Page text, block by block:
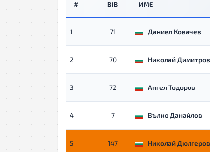
# BIB ИМЕ
1 71 Даниел Ковачев
2 70 Николай Димитров
3 72 Ангел Тодоров
4 7 Вълко Данайлов
5 147 Николай Дюлгеров